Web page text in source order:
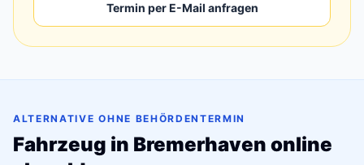
Termin per E-Mail anfragen
ALTERNATIVE OHNE BEHÖRDENTERMIN
Fahrzeug in Bremerhaven online